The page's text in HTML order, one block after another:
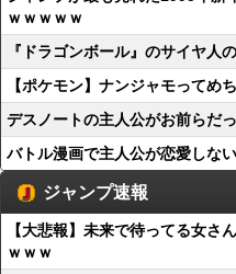
ｗｗｗｗｗ
『ドラゴンボール』のサイヤ人
【ポケモン】ナンジャモってめ
デスノートの主人公がお前らだ
バトル漫画で主人公が恋愛しな
ジャンプ速報
【大悲報】未来で待ってる女さ
ｗｗｗ